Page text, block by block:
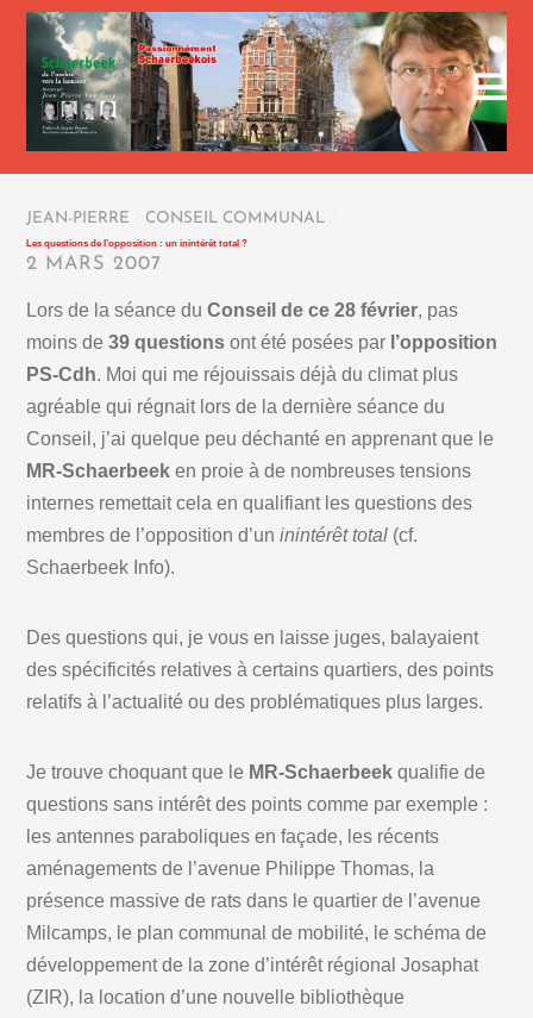
JEAN-PIERRE CONSEIL COMMUNAL
Les questions de l’opposition : un inintérêt total ?
2 MARS 2007
Lors de la séance duConseil de ce 28 février, pas
moins de39 questions ont été posées par l’opposition
PS-Cdh. Moi qui me réjouissais déjà du climat plus
agréable qui régnait lors de la dernière séance du
Conseil, j’ai quelque peu déchanté en apprenant que le
MR-Schaerbeeken proie à de nombreuses tensions
internes remettait cela en qualifiant les questions des
membres de l’opposition d’uninintérêt total (cf.
Schaerbeek Info).
Des questions qui, je vous en laisse juges, balayaient
des spécificités relatives à certains quartiers, des points
relatifs à l’actualité ou des problématiques plus larges.
Je trouve choquant que le MR-Schaerbeek qualifie de
questions sans intérêt des points comme par exemple :
les antennes paraboliques en façade, les récents
aménagements de l’avenue Philippe Thomas, la
présence massive de rats dans le quartier de l’avenue
Milcamps, le plan communal de mobilité, le schéma de
développement de la zone d’intérêt régional Josaphat
(ZIR), la location d’une nouvelle bibliothèque